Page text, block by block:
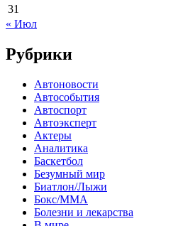
31
« Июл
Рубрики
Автоновости
Автособытия
Автоспорт
Автоэксперт
Актеры
Аналитика
Баскетбол
Безумный мир
Биатлон/Лыжи
Бокс/MMA
Болезни и лекарства